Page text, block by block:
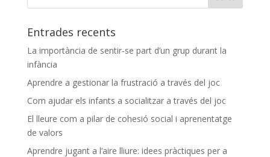
Entrades recents
La importància de sentir-se part d’un grup durant la
infància
Aprendre a gestionar la frustració a través del joc
Com ajudar els infants a socialitzar a través del joc
El lleure com a pilar de cohesió social i aprenentatge
de valors
Aprendre jugant a l’aire lliure: idees pràctiques per a